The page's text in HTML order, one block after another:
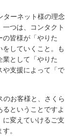
ターネット様の理念
つは、コンタクト
皆様が「やりた
していくこと。も
業として「やりた
や支援によって「で
のお客様と、さくら
ということですよ
変えていけるご支
。